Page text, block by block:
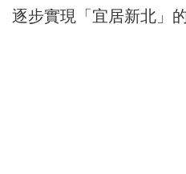
逐步實現「宜居新北」